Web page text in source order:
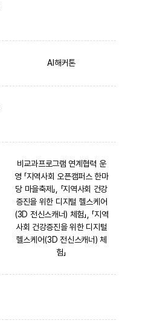
AI해커톤
비교과프로그램 연계협력 운
영 「지역사회 오픈캠퍼스 한마
당 마을축제」, 「지역사회 건강
증진을 위한 디지털 헬스케어
(3D 전신스캐너) 체험」, 「지역
사회 건강증진을 위한 디지털
헬스케어(3D 전신스캐너) 체
험」